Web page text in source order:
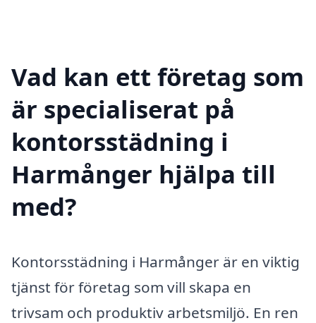
Vad kan ett företag som
är specialiserat på
kontorsstädning i
Harmånger hjälpa till
med?
Kontorsstädning i Harmånger är en viktig
tjänst för företag som vill skapa en
trivsam och produktiv arbetsmiljö. En ren